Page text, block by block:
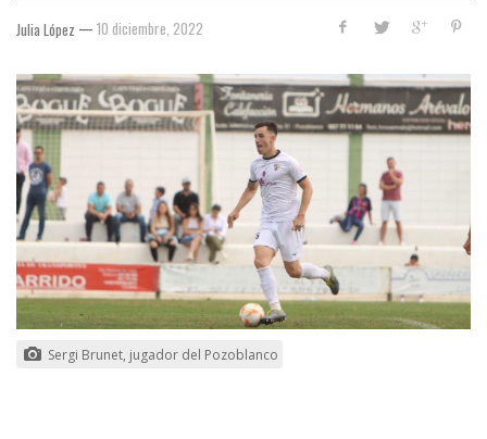
Julia López — 10 diciembre, 2022
Sergi Brunet, jugador del Pozoblanco